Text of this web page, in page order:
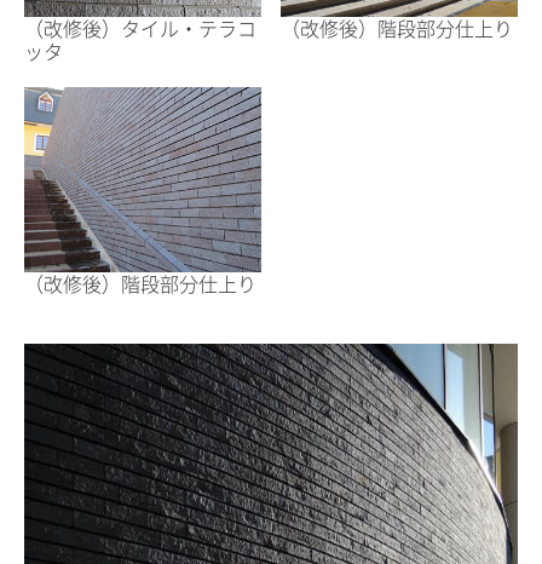
（改修後）タイル・テラコ
ッタ
（改修後）階段部分仕上り
（改修後）階段部分仕上り